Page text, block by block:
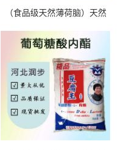
（食品级天然薄荷脑）天然